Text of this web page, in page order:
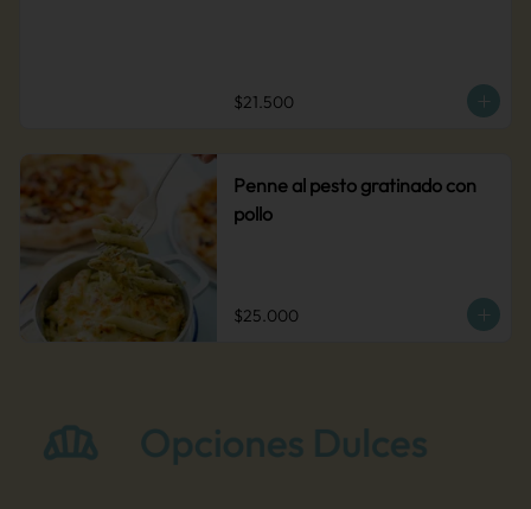
$21.500
Penne al pesto gratinado con
pollo
$25.000